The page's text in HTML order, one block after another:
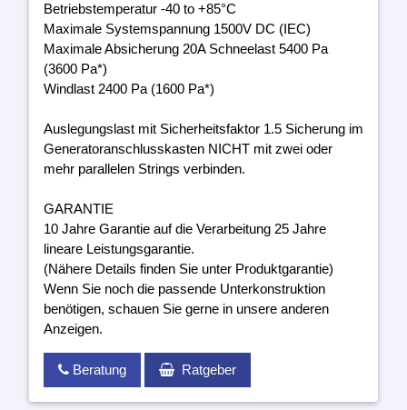
Betriebstemperatur -40 to +85°C
Maximale Systemspannung 1500V DC (IEC)
Maximale Absicherung 20A Schneelast 5400 Pa
(3600 Pa*)
Windlast 2400 Pa (1600 Pa*)
Auslegungslast mit Sicherheitsfaktor 1.5 Sicherung im
Generatoranschlusskasten NICHT mit zwei oder
mehr parallelen Strings verbinden.
GARANTIE
10 Jahre Garantie auf die Verarbeitung 25 Jahre
lineare Leistungsgarantie.
(Nähere Details finden Sie unter Produktgarantie)
Wenn Sie noch die passende Unterkonstruktion
benötigen, schauen Sie gerne in unsere anderen
Anzeigen.
Beratung Ratgeber